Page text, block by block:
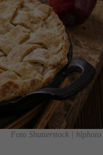
Foto Shutterstock | hlphoto